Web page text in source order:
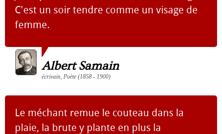
C'est un soir tendre comme un visage de
femme.
Albert Samain
écrivain, Poète (1858 - 1900)
Le méchant remue le couteau dans la
plaie, la brute y plante en plus la